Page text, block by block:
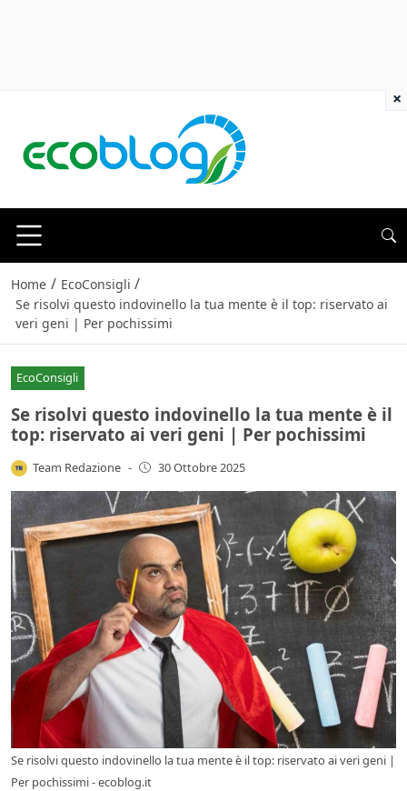
Home / EcoConsigli /
Se risolvi questo indovinello la tua mente è il top: riservato ai
veri geni | Per pochissimi
EcoConsigli
Se risolvi questo indovinello la tua mente è il
top: riservato ai veri geni | Per pochissimi
Team Redazione - 30 Ottobre 2025
Se risolvi questo indovinello la tua mente è il top: riservato ai veri geni |
Per pochissimi - ecoblog.it
×